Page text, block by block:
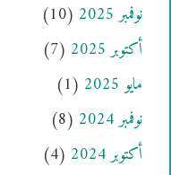
نوفمبر 2025
(10)
أكتوبر 2025
(7)
مايو 2025
(1)
نوفمبر 2024
(8)
أكتوبر 2024
(4)